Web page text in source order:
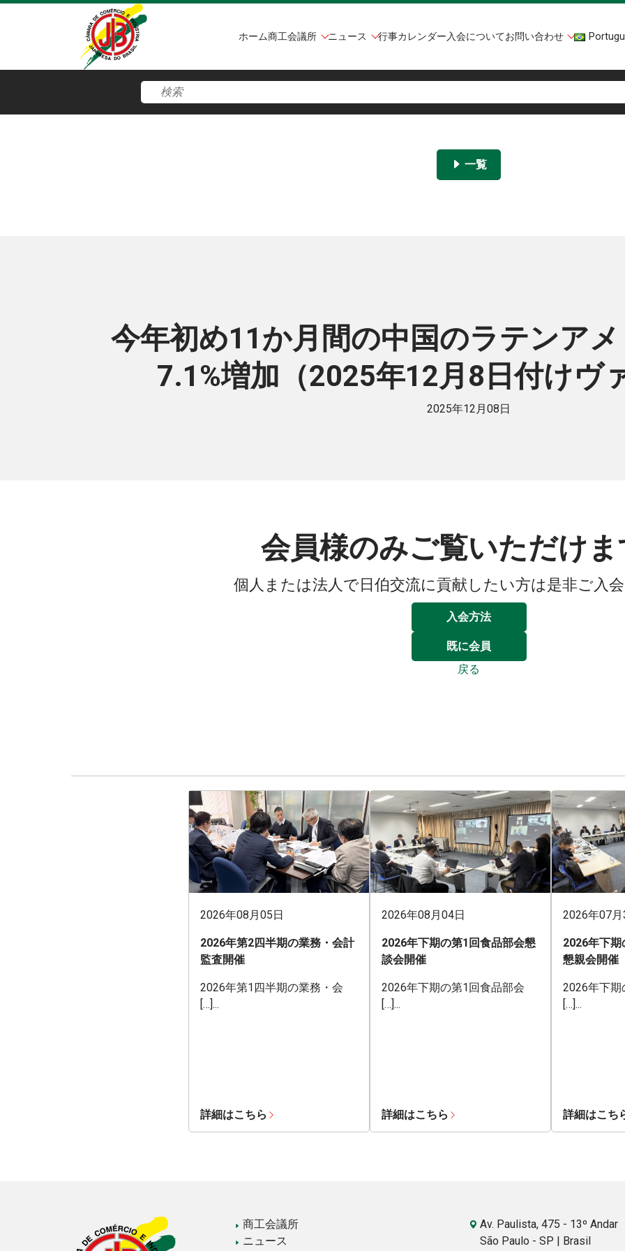
ホーム商工会議所 ニュース 行事カレンダー入会についてお問い合わせ
一覧
今年初め11か月間の中国のラテンア
7.1%増加（2025年12月8日付けヴ
2025年12月08日
会員様のみご覧いただけ
個人または法人で日伯交流に貢献したい方は是非ご入
入会方法
既に会員
戻る
2026年08月05日
2026年第2四半期の業務・会計
監査開催
2026年第1四半期の業務・会
[…]...
詳細はこちら
2026年08月04日
2026年下期の第1回食品部会懇
談会開催
2026年下期の第1回食品部会
[…]...
詳細はこちら
2026年07
2026年下
懇親会開催
2026年下期
[…]...
詳細はこち
商工会議所
ニュース
Av. Paulista, 475 - 13º Andar
São Paulo - SP | Brasil